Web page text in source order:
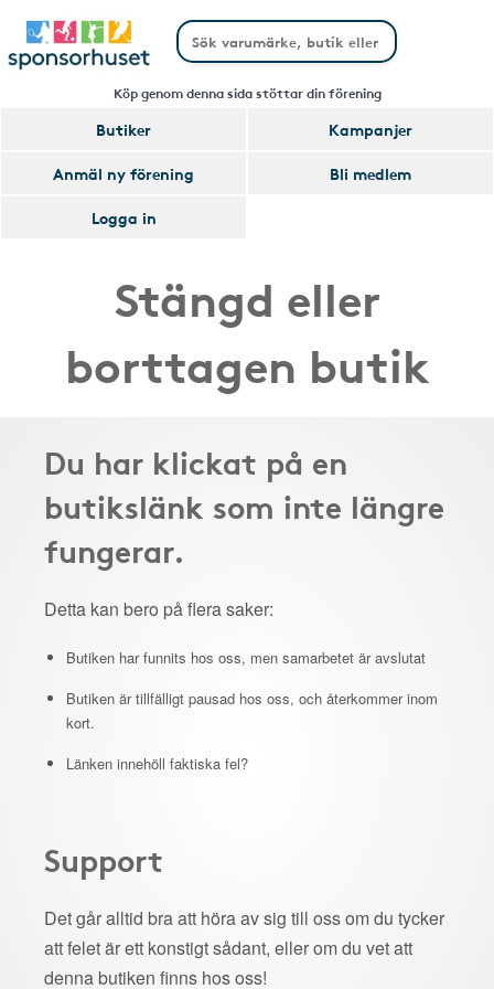
Köp genom denna sida stöttar din förening
Butiker
Kampanjer
Anmäl ny förening
Bli medlem
Logga in
Stängd eller
borttagen butik
Du har klickat på en
butikslänk som inte längre
fungerar.
Detta kan bero på flera saker:
Butiken har funnits hos oss, men samarbetet är avslutat
Butiken är tillfälligt pausad hos oss, och återkommer inom
kort.
Länken innehöll faktiska fel?
Support
Det går alltid bra att höra av sig till oss om du tycker
att felet är ett konstigt sådant, eller om du vet att
denna butiken finns hos oss!